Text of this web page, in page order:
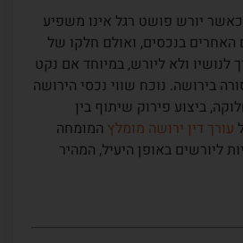
יורש פושט רגל אינו משפיע
האחרים בנכסים, ואולם חלקו של
ולא ליורש, במיוחד אם נקט
בירושה. נוכח שווי נכסי הירושה
ביצוע פירוק שיתוף בין
עורך דין ירושה מומלץהמומחה
ליורשים באופן היעיל, המהיר